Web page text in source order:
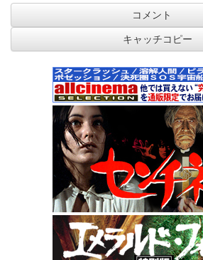
コメント
キャッチコピー